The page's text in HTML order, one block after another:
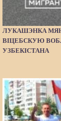
ЛУКАШЭНКА
ВІЦЕБСКУЮ
УЗБЕКІСТАНА